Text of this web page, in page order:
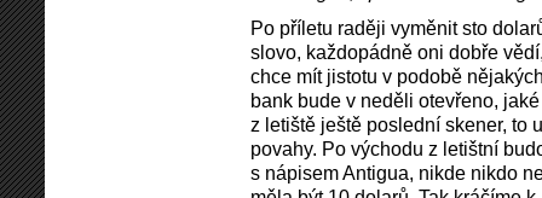
Po příletu raději vyměnit sto
slovo, každopádně oni dobře
chce mít jistotu v podobě
bank bude v neděli otevřeno,
z letiště ještě poslední skener, to
povahy. Po východu z letištní
s nápisem Antigua, nikde nikdo